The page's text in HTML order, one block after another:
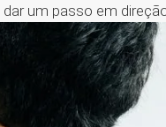
um passo em